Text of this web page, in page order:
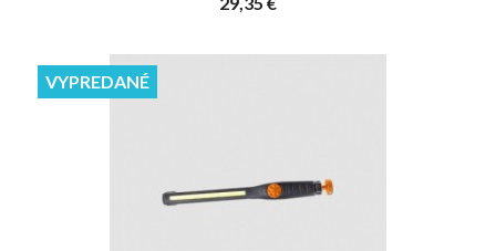
VYPREDANÉ